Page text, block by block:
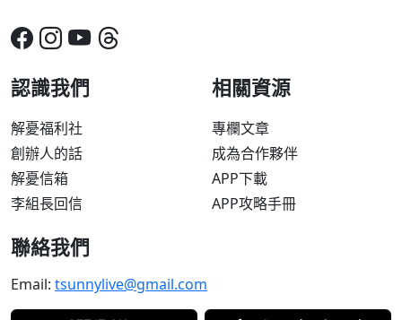
認識我們
解憂福利社
創辦人的話
解憂信箱
李組長回信
相關資源
專欄文章
成為合作夥伴
APP下載
APP攻略手冊
聯絡我們
Email: tsunnylive@gmail.com